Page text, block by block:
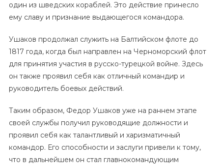
один из шведских кораблей. Это действие принесло
ему славу и признание выдающегося командора.
Ушаков продолжал служить на Балтийском флоте до
1817 года, когда был направлен на Черноморский флот
для принятия участия в русско-турецкой войне. Здесь
он также проявил себя как отличный командир и
руководитель боевых действий.
Таким образом, Федор Ушаков уже на раннем этапе
своей службы получил руководящие должности и
проявил себя как талантливый и харизматичный
командор. Его способности и заслуги привели к тому,
что в дальнейшем он стал главнокомандующим